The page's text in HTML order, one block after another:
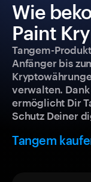
Wie
Paint
Tangem-
Anfänger bis
verwalten.
ermöglicht Dir
Schutz Deiner
Tangem